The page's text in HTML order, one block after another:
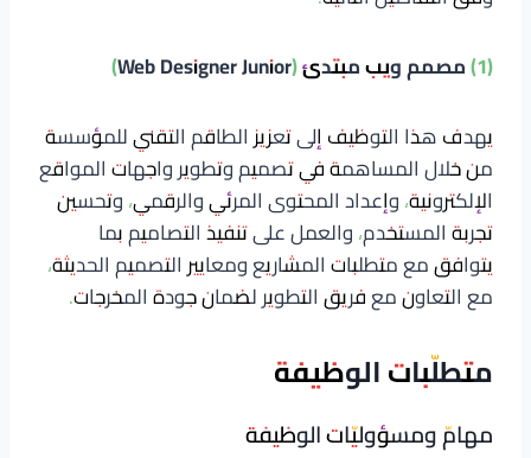
(1) مصمم ويب مبتدئ (Web Designer Junior)
يهدف هذا التوظيف إلى تعزيز الطاقم التقني للمؤسسة
من خلال المساهمة في تصميم وتطوير واجهات المواقع
الإلكترونية، وإعداد المحتوى المرئي والرقمي، وتحسين
تجربة المستخدم، والعمل على تنفيذ التصاميم بما
يتوافق مع متطلبات المشاريع ومعايير التصميم الحديثة،
مع التعاون مع فريق التطوير لضمان جودة المخرجات.
متطلّبات الوظيفة
مهامّ ومسؤوليّات الوظيفة